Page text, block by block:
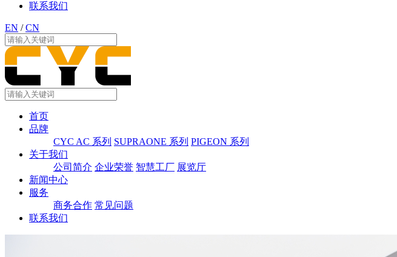
联系我们
EN / CN
首页
品牌
CYC AC 系列 SUPRAONE 系列 PIGEON 系列
关于我们
公司简介 企业荣誉 智慧工厂 展览厅
新闻中心
服务
商务合作 常见问题
联系我们